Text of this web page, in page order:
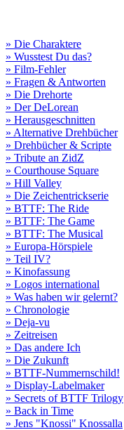
» Die Charaktere
» Wusstest Du das?
» Film-Fehler
» Fragen & Antworten
» Die Drehorte
» Der DeLorean
» Herausgeschnitten
» Alternative Drehbücher
» Drehbücher & Scripte
» Tribute an ZidZ
» Courthouse Square
» Hill Valley
» Die Zeichentrickserie
» BTTF: The Ride
» BTTF: The Game
» BTTF: The Musical
» Europa-Hörspiele
» Teil IV?
» Kinofassung
» Logos international
» Was haben wir gelernt?
» Chronologie
» Deja-vu
» Zeitreisen
» Das andere Ich
» Die Zukunft
» BTTF-Nummernschild!
» Display-Labelmaker
» Secrets of BTTF Trilogy
» Back in Time
» Jens "Knossi" Knossalla